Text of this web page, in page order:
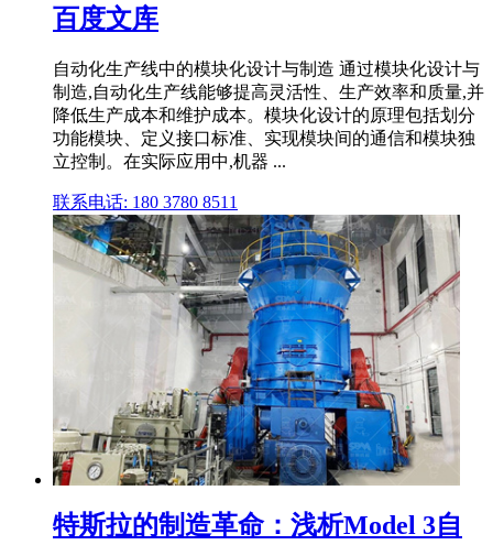
百度文库
自动化生产线中的模块化设计与制造 通过模块化设计与
制造,自动化生产线能够提高灵活性、生产效率和质量,并
降低生产成本和维护成本。模块化设计的原理包括划分
功能模块、定义接口标准、实现模块间的通信和模块独
立控制。在实际应用中,机器 ...
联系电话: 180 3780 8511
特斯拉的制造革命：浅析Model 3自